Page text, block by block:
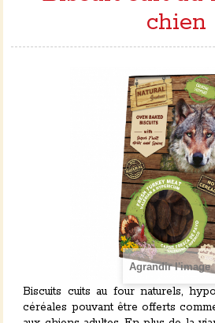
chien
Agrandir l'image
Biscuits cuits au four naturels,
céréales pouvant être offerts